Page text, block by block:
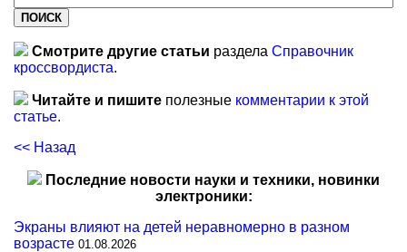
Смотрите другие статьи раздела Справочник
кроссвордиста.
Читайте и пишите полезные комментарии к этой
статье.
<< Назад
Последние новости науки и техники, новинки
электроники:
Экраны влияют на детей неравномерно в разном
возрасте 01.08.2026